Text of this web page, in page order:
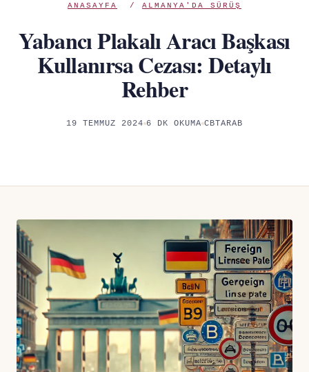
ANASAYFA / ALMANYA'DA SÜRÜŞ
Yabancı Plakalı Aracı Başkası
Kullanırsa Cezası: Detaylı
Rehber
19 TEMMUZ 2024 6 DK OKUMA CBTARAB